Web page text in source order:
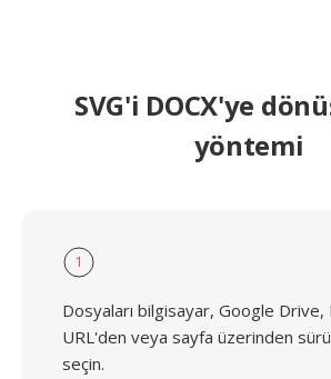
SVG'i DOCX'ye
yöntemi
1
Dosyaları bilgisayar, Google
URL'den veya sayfa üzerinden
seçin.